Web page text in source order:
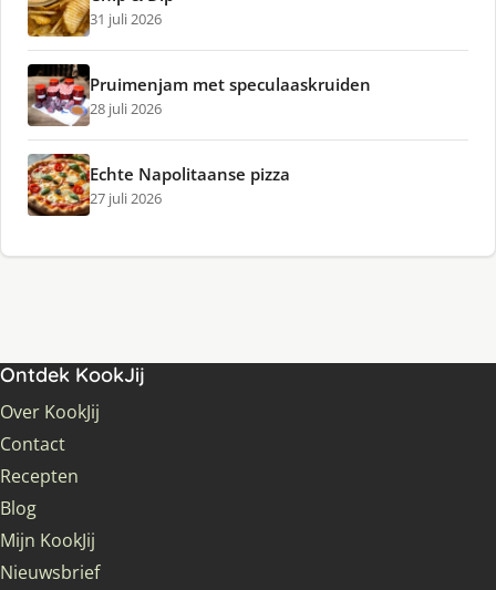
31 juli 2026
Pruimenjam met speculaaskruiden
28 juli 2026
Echte Napolitaanse pizza
27 juli 2026
Ontdek KookJij
Over KookJij
Contact
Recepten
Blog
Mijn KookJij
Nieuwsbrief